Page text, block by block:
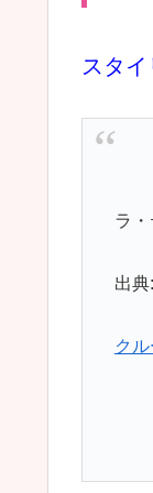
スタ
ラ
出
ク